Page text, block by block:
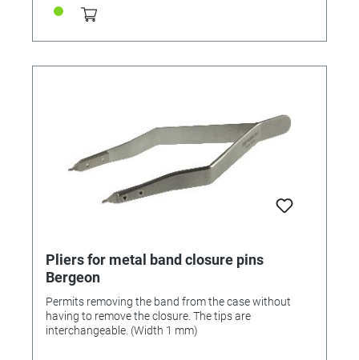
Pliers for metal band closure pins
Bergeon
Permits removing the band from the case without
having to remove the closure. The tips are
interchangeable. (Width 1 mm)